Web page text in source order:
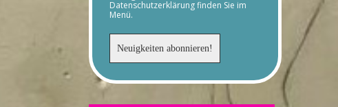
Datenschutzerklärung finden Sie im
Menü.